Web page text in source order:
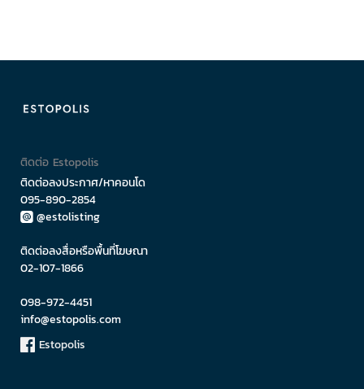
ติดต่อ Estopolis
ติดต่อลงประกาศ/หาคอนโด
095-890-2854
@estolisting
ติดต่อลงสื่อหรือพื้นที่โฆษณา
02-107-1866
098-972-4451
info@estopolis.com
Estopolis